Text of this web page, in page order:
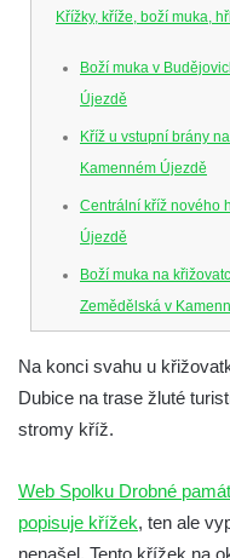
Křížky, kříže, boží muka,
Boží muka v
Újezdě
Kříž u vstupní brány
Kamenném Újezdě
Centrální kříž nového
Újezdě
Boží muka na
Zemědělská v
v Kamenném Újezdě
Kříž na křižovatce
Kříž v Dělnické ulici v
Boží muka na
Malší ve Velešíně
Na konci svahu u
Dubice na trase žluté
stromy kříž.
Web Spolku Drobné
popisuje křížek, ten ale
nenašel. Tento křížek na